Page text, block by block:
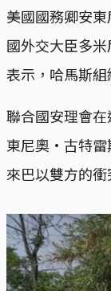
美國國務卿安
國外交大臣多
表示，哈馬斯組
聯合國安理會
東尼奧·古特雷
來巴以雙方的